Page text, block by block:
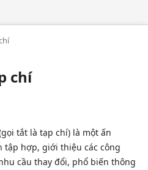
chí
tắt là tạp chí) là một ấn
tập hợp, giới thiệu các công
cầu thay đổi, phổ biến thông